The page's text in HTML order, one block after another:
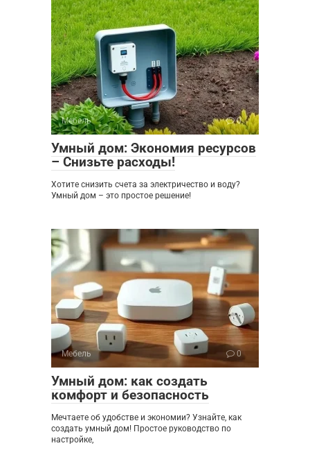
Мебель 0
Умный дом: Экономия ресурсов
– Снизьте расходы!
Хотите снизить счета за электричество и воду?
Умный дом – это простое решение!
Мебель 0
Умный дом: как создать
комфорт и безопасность
Мечтаете об удобстве и экономии? Узнайте, как
создать умный дом! Простое руководство по
настройке,